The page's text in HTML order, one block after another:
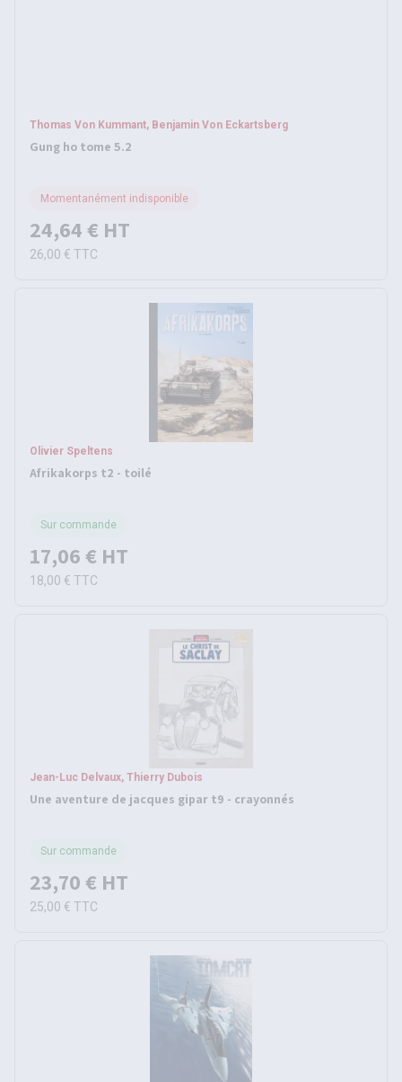
Thomas Von Kummant, Benjamin Von Eckartsberg
Gung ho tome 5.2
Momentanément indisponible
24,64 € HT
26,00 € TTC
Olivier Speltens
Afrikakorps t2 - toilé
Sur commande
17,06 € HT
18,00 € TTC
Jean-Luc Delvaux, Thierry Dubois
Une aventure de jacques gipar t9 - crayonnés
Sur commande
23,70 € HT
25,00 € TTC